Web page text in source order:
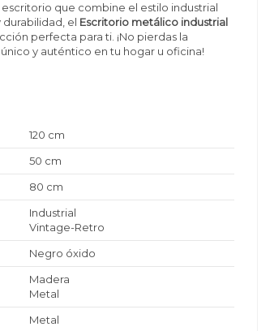
escritorio que combine el estilo industrial
durabilidad, el Escritorio metálico industrial
perfecta para ti. ¡No pierdas la
y auténtico en tu hogar u oficina!
120 cm
50 cm
80 cm
Industrial
Vintage-Retro
Negro óxido
Madera
Metal
Metal